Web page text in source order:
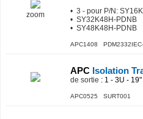
zoom
• 3 - pour P/N:
• SY32K48H-PDNB
• SY48K48H-PDNB
APC1408
APC Isolation
de sortie : 1 - 3U -
APC0525 SURT001